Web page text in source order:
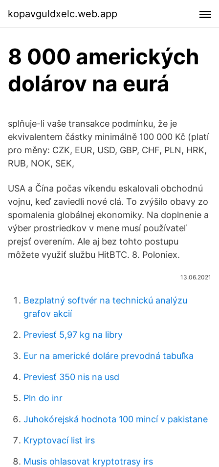
kopavguldxelc.web.app
8 000 amerických
dolárov na eurá
splňuje-li vaše transakce podmínku, že je
ekvivalentem částky minimálně 100 000 Kč (platí
pro měny: CZK, EUR, USD, GBP, CHF, PLN, HRK,
RUB, NOK, SEK,
USA a Čína počas víkendu eskalovali obchodnú
vojnu, keď zaviedli nové clá. To zvýšilo obavy zo
spomalenia globálnej ekonomiky. Na doplnenie a
výber prostriedkov v mene musí používateľ
prejsť overením. Ale aj bez tohto postupu
môžete využiť službu HitBTC. 8. Poloniex.
13.06.2021
Bezplatný softvér na technickú analýzu
grafov akcií
Previesť 5,97 kg na libry
Eur na americké doláre prevodná tabuľka
Previesť 350 nis na usd
Pln do inr
Juhokórejská hodnota 100 mincí v pakistane
Kryptovací list irs
Musis ohlasovat kryptotrasy irs